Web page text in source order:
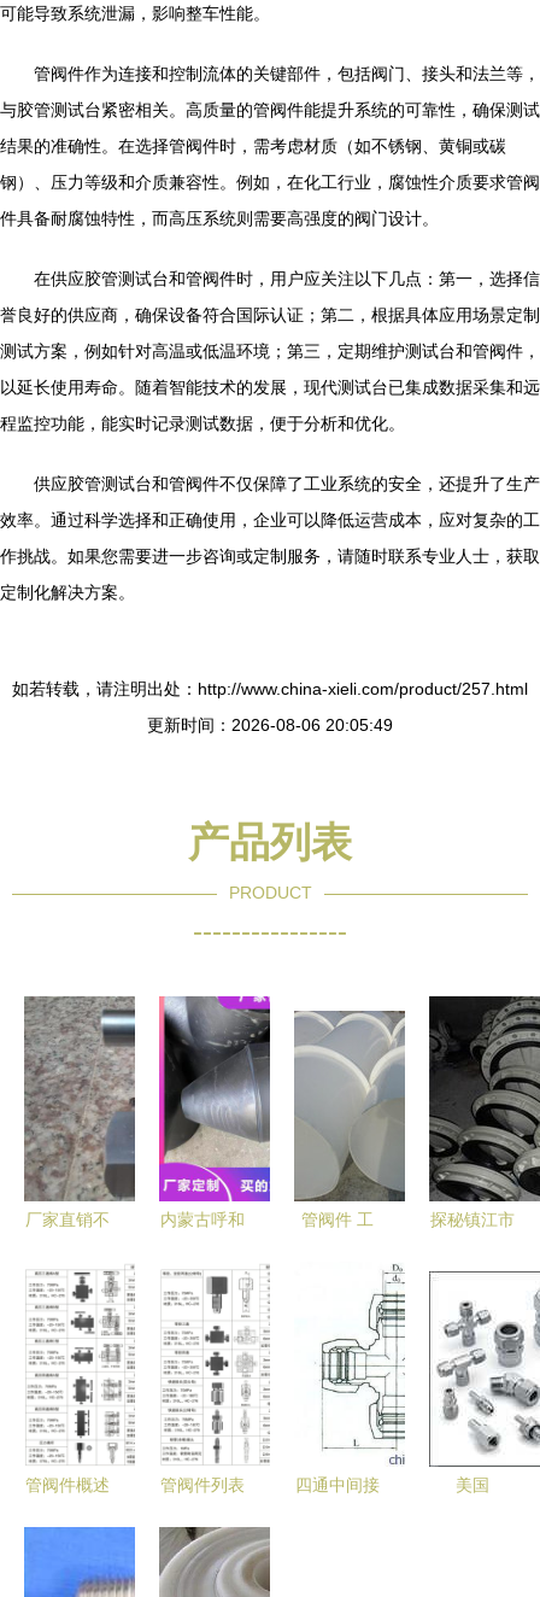
可能导致系统泄漏，影响整车性能。
管阀件作为连接和控制流体的关键部件，包括阀门、接头和法兰等，
与胶管测试台紧密相关。高质量的管阀件能提升系统的可靠性，确保测试
结果的准确性。在选择管阀件时，需考虑材质（如不锈钢、黄铜或碳
钢）、压力等级和介质兼容性。例如，在化工行业，腐蚀性介质要求管阀
件具备耐腐蚀特性，而高压系统则需要高强度的阀门设计。
在供应胶管测试台和管阀件时，用户应关注以下几点：第一，选择信
誉良好的供应商，确保设备符合国际认证；第二，根据具体应用场景定制
测试方案，例如针对高温或低温环境；第三，定期维护测试台和管阀件，
以延长使用寿命。随着智能技术的发展，现代测试台已集成数据采集和远
程监控功能，能实时记录测试数据，便于分析和优化。
供应胶管测试台和管阀件不仅保障了工业系统的安全，还提升了生产
效率。通过科学选择和正确使用，企业可以降低运营成本，应对复杂的工
作挑战。如果您需要进一步咨询或定制服务，请随时联系专业人士，获取
定制化解决方案。
如若转载，请注明出处：http://www.china-xieli.com/product/257.html
更新时间：2026-08-06 20:05:49
产品列表
PRODUCT
----------------
厂家直销不
图片大全 |
扬中市成中
仪表管阀件
厂专业供应
内蒙古呼和
管阀件（分
公司）耐腐
蚀塑料管阀
件产品解析
与应用
管阀件 工
探秘镇江市
专业制造与
创新服务的
引领者
管阀件概述
管阀件列表
管道系统中
四通中间接
美国